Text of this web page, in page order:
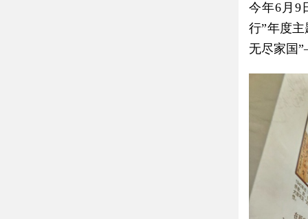
今年6月9
行”年度
无尽家国